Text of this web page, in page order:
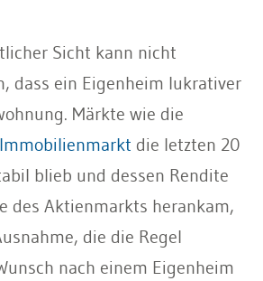
Sicht kann nicht
dass ein Eigenheim lukrativer
Märkte wie die
Immobilienmarkt die letzten 20
blieb und dessen Rendite
des Aktienmarkts herankam,
die die Regel
nach einem Eigenheim